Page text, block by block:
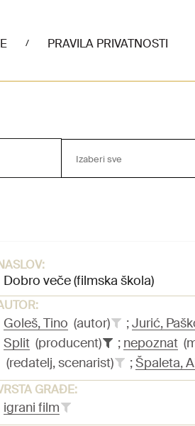
/ PRAVILA PRIVATNOSTI
Izaberi sve
NASLOV:
Dobro veče (filmska škola)
Goleš, Tino (autor) ;Jurić,
Split(producent) ; nepoznat
(redatelj, scenarist)
;Špaleta,
GRAĐE:
igrani film